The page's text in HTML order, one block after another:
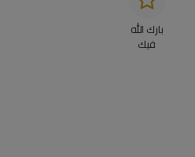
بارك الله
فيك